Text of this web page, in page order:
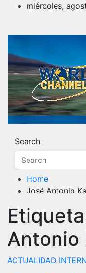
miércoles,
Noticias
Search
Home
José Antonio
Antonio
ACTUALIDAD